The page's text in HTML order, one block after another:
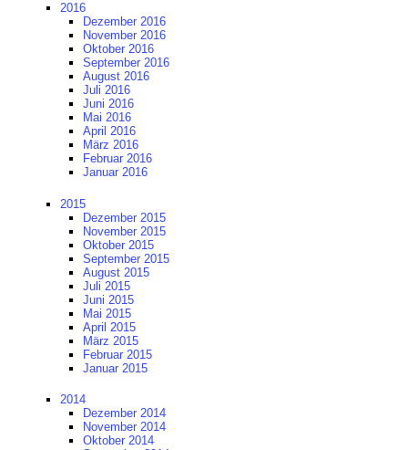
2016
Dezember 2016
November 2016
Oktober 2016
September 2016
August 2016
Juli 2016
Juni 2016
Mai 2016
April 2016
März 2016
Februar 2016
Januar 2016
2015
Dezember 2015
November 2015
Oktober 2015
September 2015
August 2015
Juli 2015
Juni 2015
Mai 2015
April 2015
März 2015
Februar 2015
Januar 2015
2014
Dezember 2014
November 2014
Oktober 2014